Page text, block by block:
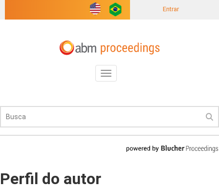
Entrar
Toggle
navigation
Perfil do autor